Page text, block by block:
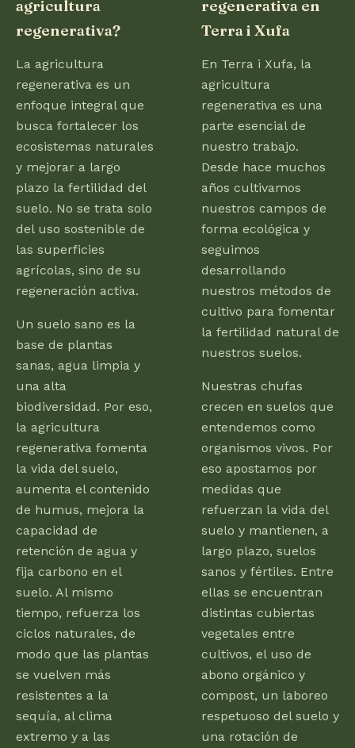
agricultura
regenerativa?
La agricultura
regenerativa es un
enfoque integral que
busca fortalecer los
ecosistemas naturales
y mejorar a largo
plazo la fertilidad del
suelo. No se trata solo
del uso sostenible de
las superficies
agrícolas, sino de su
regeneración activa.
Un suelo sano es la
base de plantas
sanas, agua limpia y
una alta
biodiversidad. Por eso,
la agricultura
regenerativa fomenta
la vida del suelo,
aumenta el contenido
de humus, mejora la
capacidad de
retención de agua y
fija carbono en el
suelo. Al mismo
tiempo, refuerza los
ciclos naturales, de
modo que las plantas
se vuelven más
resistentes a la
sequía, al clima
extremo y a las
regenerativa en
Terra i Xufa
En Terra i Xufa, la
agricultura
regenerativa es una
parte esencial de
nuestro trabajo.
Desde hace muchos
años cultivamos
nuestros campos de
forma ecológica y
seguimos
desarrollando
nuestros métodos de
cultivo para fomentar
la fertilidad natural de
nuestros suelos.
Nuestras chufas
crecen en suelos que
entendemos como
organismos vivos. Por
eso apostamos por
medidas que
refuerzan la vida del
suelo y mantienen, a
largo plazo, suelos
sanos y fértiles. Entre
ellas se encuentran
distintas cubiertas
vegetales entre
cultivos, el uso de
abono orgánico y
compost, un laboreo
respetuoso del suelo y
una rotación de